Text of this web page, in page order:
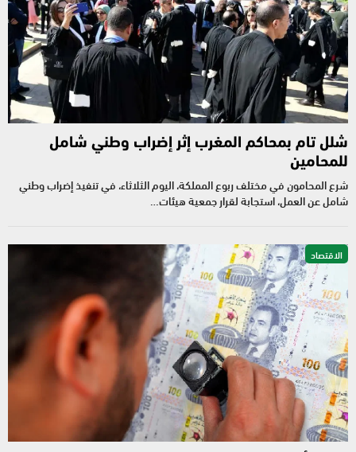
شلل تام بمحاكم المغرب إثر إضراب وطني شامل
للمحامين
شرع المحامون في مختلف ربوع المملكة، اليوم الثلاثاء، في تنفيذ إضراب وطني
شامل عن العمل، استجابة لقرار جمعية هيئات…
الاقتصاد